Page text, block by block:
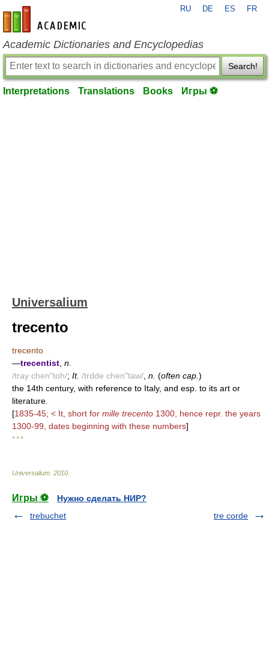
en-academic.com
RU DE ES FR
Academic Dictionaries and Encyclopedias
Search!
Interpretations Translations Books Игры ⚽
Universalium
trecento
trecento
—trecentist n.
/tray chen"toh/; It. /trdde chen"taw/ n. (often cap. )
the 14th century, with reference to Italy, and esp. to its art or
literature.
[1835-45; < It, short for mille trecento 1300, hence repr. the years
1300-99, dates beginning with these numbers]
* * *
Universalium 2010
Игры ⚽
Нужно сделать НИР?
trebuchet
tre corde